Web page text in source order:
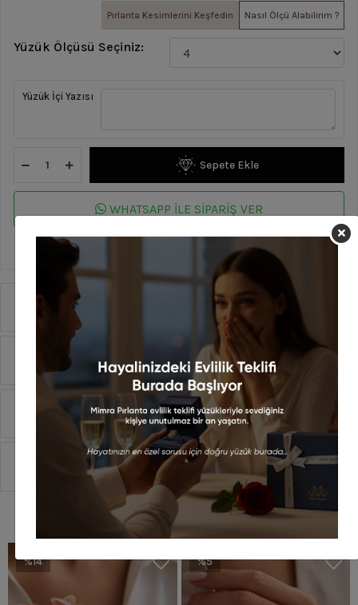
Pırlanta Kesimlerini Keşfedin Nasıl Ölçü Alabilirim ?
Yüzük Ölçüsü Seçiniz:
Yüzük İçi Yazısı
Sepete Ekle
WHATSAPP İLE SİPARİŞ VER
En geç 14 Ağustos Cuma günü kargoda!
Ürün Özellikleri
Yorumlar
Taksit Seçenekleri
Sipariş Ve Teslimat
Benzer Ürünler
%14 %5